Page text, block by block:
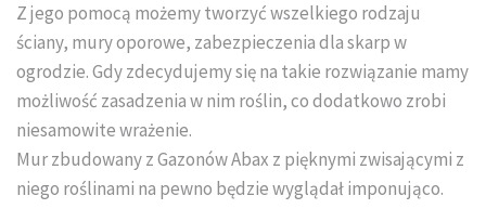
KONTAKT
O FIRMIE
USŁUGI BRUKARSKIE
Z jego pomocą możemy tworzyć wszelkiego rodzaju
ściany, mury oporowe, zabezpieczenia dla skarp w
ogrodzie. Gdy zdecydujemy się na takie rozwiązanie mamy
możliwość zasadzenia w nim roślin, co dodatkowo zrobi
niesamowite wrażenie.
Mur zbudowany z Gazonów Abax z pięknymi zwisającymi z
niego roślinami na pewno będzie wyglądał imponująco.